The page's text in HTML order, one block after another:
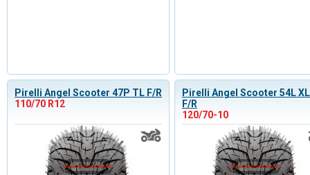
Pirelli Angel Scooter 47P TL F/R
110/70 R12
Pirelli Angel Scooter 54L
F/R
120/70-10